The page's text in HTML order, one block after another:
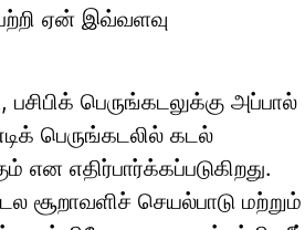
ஏன் இவ்வளவு
பெருங்கடலுக்கு அப்பால்
பெருங்கடலில் கடல்
என எதிர்பார்க்கப்படுகிறது.
செயல்பாடு மற்றும்